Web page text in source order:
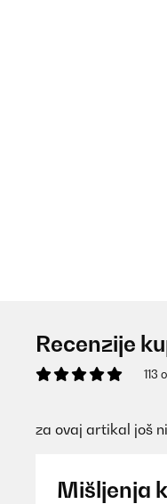
Recenzije
113
za ovaj artikal još
Mišljenja